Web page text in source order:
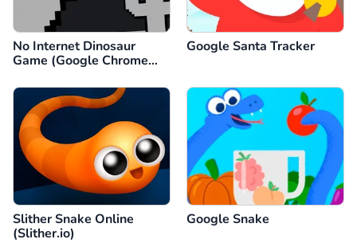
No Internet Dinosaur
Game (Google Chrome
Google Santa Tracker
Slither Snake Online
(Slither.io)
Google Snake